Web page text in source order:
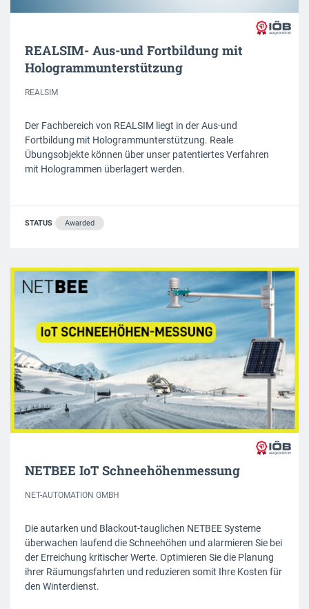
REALSIM- Aus-und Fortbildung mit
Hologrammunterstützung
REALSIM
Der Fachbereich von REALSIM liegt in der Aus-und
Fortbildung mit Hologrammunterstützung. Reale
Übungsobjekte können über unser patentiertes Verfahren
mit Hologrammen überlagert werden.
STATUS Awarded
NETBEE IoT Schneehöhenmessung
NET-AUTOMATION GMBH
Die autarken und Blackout-tauglichen NETBEE Systeme
überwachen laufend die Schneehöhen und alarmieren Sie bei
der Erreichung kritischer Werte. Optimieren Sie die Planung
ihrer Räumungsfahrten und reduzieren somit Ihre Kosten für
den Winterdienst.